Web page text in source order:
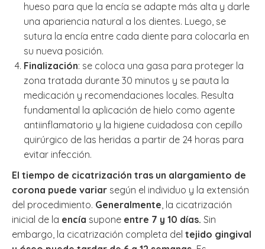
hueso para que la encía se adapte más alta y darle
una apariencia natural a los dientes. Luego, se
sutura la encía entre cada diente para colocarla en
su nueva posición.
Finalización: se coloca una gasa para proteger la
zona tratada durante 30 minutos y se pauta la
medicación y recomendaciones locales. Resulta
fundamental la aplicación de hielo como agente
antiinflamatorio y la higiene cuidadosa con cepillo
quirúrgico de las heridas a partir de 24 horas para
evitar infección.
El tiempo de cicatrización tras un alargamiento de
corona puede variar según el individuo y la extensión
del procedimiento. Generalmente, la cicatrización
inicial de la encía supone entre 7 y 10 días. Sin
embargo, la cicatrización completa del tejido gingival